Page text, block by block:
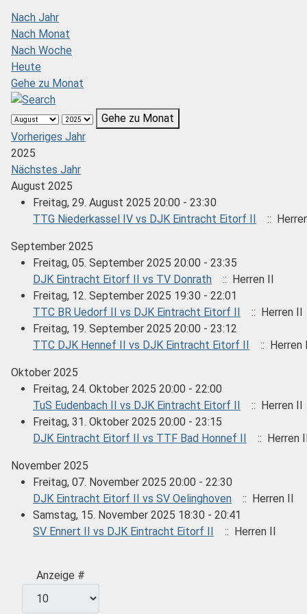
Nach Jahr
Nach Monat
Nach Woche
Heute
Gehe zu Monat
Gehe zu Monat
Vorheriges Jahr
2025
Nächstes Jahr
August 2025
Freitag, 29. August 2025 20:00 - 23:30
TTG Niederkassel IV vs DJK Eintracht Eitorf II
::
September 2025
Freitag, 05. September 2025 20:00 - 23:35
DJK Eintracht Eitorf II vs TV Donrath
:: Herren II
Freitag, 12. September 2025 19:30 - 22:01
TTC BR Uedorf II vs DJK Eintracht Eitorf II
:: Herren II
Freitag, 19. September 2025 20:00 - 23:12
TTC DJK Hennef II vs DJK Eintracht Eitorf II
:: Herren
Oktober 2025
Freitag, 24. Oktober 2025 20:00 - 22:00
TuS Eudenbach II vs DJK Eintracht Eitorf II
:: Herren II
Freitag, 31. Oktober 2025 20:00 - 23:15
DJK Eintracht Eitorf II vs TTF Bad Honnef II
:: Herren
November 2025
Freitag, 07. November 2025 20:00 - 22:30
DJK Eintracht Eitorf II vs SV Oelinghoven
:: Herren II
Samstag, 15. November 2025 18:30 - 20:41
SV Ennert II vs DJK Eintracht Eitorf II
:: Herren II
Anzeige #